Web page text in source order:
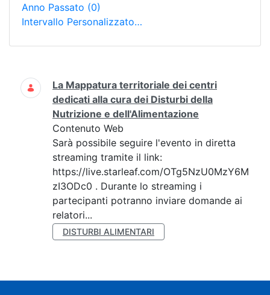
Anno Passato (0)
Intervallo Personalizzato…
Ricerca
La Mappatura territoriale dei centri
dedicati alla cura dei Disturbi della
Nutrizione e dell'Alimentazione
Contenuto Web
Sarà possibile seguire l'evento in diretta
streaming tramite il link:
https://live.starleaf.com/OTg5NzU0MzY6M
zI3ODc0 . Durante lo streaming i
partecipanti potranno inviare domande ai
relatori...
DISTURBI ALIMENTARI